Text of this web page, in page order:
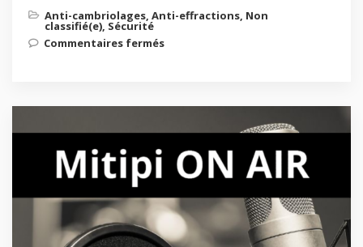
Anti-cambriolages, Anti-effractions, Non
classifié(e), Sécurité
Commentaires fermés